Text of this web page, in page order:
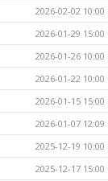
2026-02-02 10:00
2026-01-29 15:00
2026-01-26 10:00
2026-01-22 10:00
2026-01-15 15:00
2026-01-07 12:09
2025-12-19 10:00
2025-12-17 15:00